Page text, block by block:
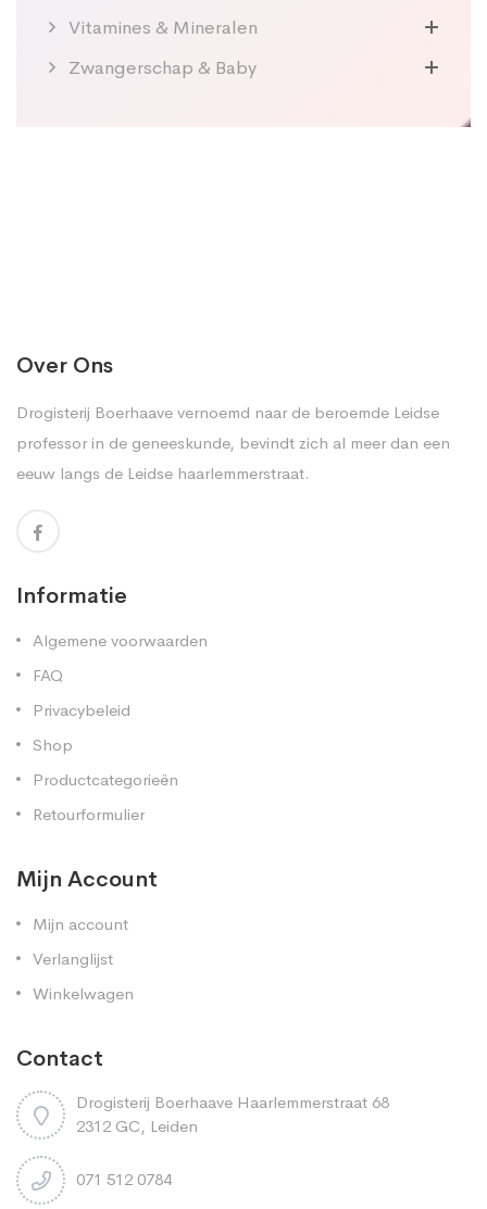
Vitamines & Mineralen
Zwangerschap & Baby
Over Ons
Drogisterij Boerhaave vernoemd naar de beroemde Leidse
professor in de geneeskunde, bevindt zich al meer dan een
eeuw langs de Leidse haarlemmerstraat.
Informatie
Algemene voorwaarden
FAQ
Privacybeleid
Shop
Productcategorieën
Retourformulier
Mijn Account
Mijn account
Verlanglijst
Winkelwagen
Contact
Drogisterij Boerhaave Haarlemmerstraat 68
2312 GC, Leiden
071 512 0784